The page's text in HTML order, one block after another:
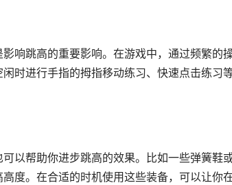
响跳高的重要影响。在游戏中，通过频繁的
时进行手指的拇指移动练习、快速点击练习
以帮助你进步跳高的效果。比如一些弹簧鞋
度。在合适的时机使用这些装备，可以让你